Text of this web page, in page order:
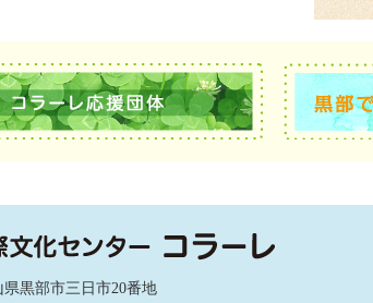
黒部市三日市20番地